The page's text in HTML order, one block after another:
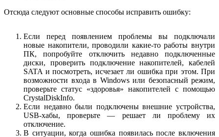
Отсюда следуют основные способы исправить ошибку:
Если перед появлением проблемы вы подключали
новые накопители, проводили какие-то работы внутри
ПК, попробуйте отключить недавно подключенные
диски, проверить подключение накопителей, кабелей
SATA и посмотреть, исчезает ли ошибка при этом. При
возможности входа в Windows или безопасный режим,
проверьте статус «здоровья» накопителей с помощью
CrystalDiskInfo.
Если недавно были подключены внешние устройства,
USB‑хабы, проверьте — решает ли проблему их
отключение.
В ситуации, когда ошибка появилась после включения